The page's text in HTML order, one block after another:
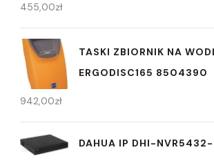
455,00zł
TASKI ZBIORNIK NA
ERGODISC165 8504390
942,00zł
DAHUA IP DHI-